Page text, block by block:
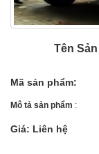
Tên
Mã sản phẩm:
Mô tả sản phẩm :
Giá: Liên hệ